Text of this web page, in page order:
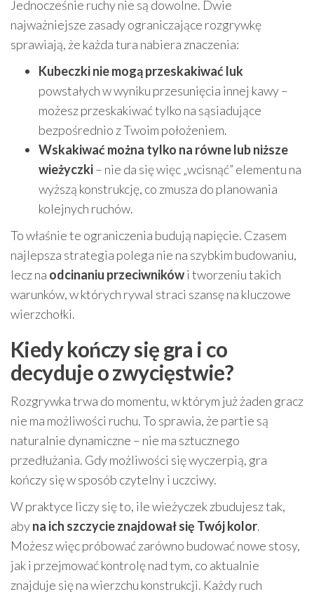
Jednocześnie ruchy nie są dowolne. Dwie
najważniejsze zasady ograniczające rozgrywkę
sprawiają, że każda tura nabiera znaczenia:
Kubeczki nie mogą przeskakiwać luk
powstałych w wyniku przesunięcia innej kawy –
możesz przeskakiwać tylko na sąsiadujące
bezpośrednio z Twoim położeniem.
Wskakiwać można tylko na równe lub niższe
wieżyczki– nie da się więc „wcisnąć” elementu na
wyższą konstrukcję, co zmusza do planowania
kolejnych ruchów.
To właśnie te ograniczenia budują napięcie. Czasem
najlepsza strategia polega nie na szybkim budowaniu,
lecz na odcinaniu przeciwnikówi tworzeniu takich
warunków, w których rywal straci szansę na kluczowe
wierzchołki.
Kiedy kończy się gra i co
decyduje o zwycięstwie?
Rozgrywka trwa do momentu, w którym już żaden gracz
nie ma możliwości ruchu. To sprawia, że partie są
naturalnie dynamiczne – nie ma sztucznego
przedłużania. Gdy możliwości się wyczerpią, gra
kończy się w sposób czytelny i uczciwy.
W praktyce liczy się to, ile wieżyczek zbudujesz tak,
abyna ich szczycie znajdował się Twój kolor.
Możesz więc próbować zarówno budować nowe stosy,
jak i przejmować kontrolę nad tym, co aktualnie
znajduje się na wierzchu konstrukcji. Każdy ruch